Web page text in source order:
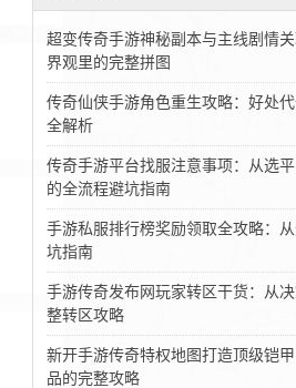
超变传奇手游神秘副本与主线剧情
界观里的完整拼图
传奇仙侠手游角色重生攻略：好处
全解析
传奇手游平台找服注意事项：从选
的全流程避坑指南
手游私服排行榜奖励领取全攻略：
坑指南
手游传奇发布网玩家转区干货：从
整转区攻略
新开手游传奇特权地图打造顶级铠
品的完整攻略